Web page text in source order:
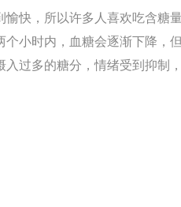
快，所以许多人喜欢吃含糖
个小时内，血糖会逐渐下降，
入过多的糖分，情绪受到抑制